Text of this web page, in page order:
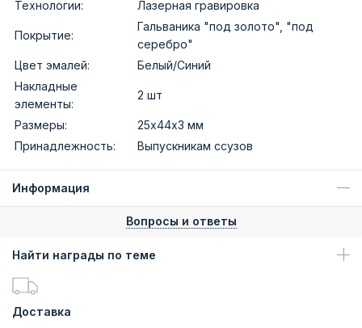
Технологии:
Лазерная гравировка
Покрытие:
Гальваника "под золото", "под
серебро"
Цвет эмалей:
Белый/Синий
Накладные
элементы:
2 шт
Размеры:
25х44х3 мм
Принадлежность:
Выпускникам ссузов
Информация
Вопросы и ответы
Найти награды по теме
Доставка